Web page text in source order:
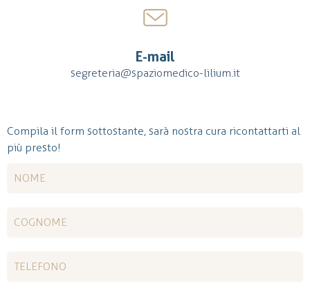
E-mail
segreteria@spaziomedico-lilium.it
Compila il form sottostante, sarà nostra cura ricontattarti al
più presto!